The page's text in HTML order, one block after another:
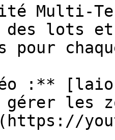
Multi-
lots et
pour
:**
les